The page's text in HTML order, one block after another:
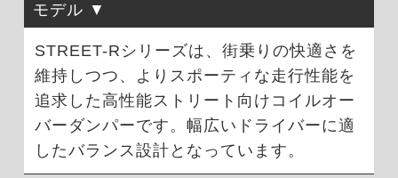
モデル
STREET-Rシリーズは、街乗りの快適さを
維持しつつ、よりスポーティな走行性能を
追求した高性能ストリート向けコイルオー
バーダンパーです。幅広いドライバーに適
したバランス設計となっています。